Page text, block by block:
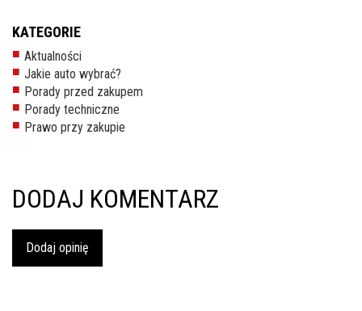
Mazowieckie
KATEGORIE
Aktualności
Jakie auto wybrać?
Porady przed zakupem
Porady techniczne
Prawo przy zakupie
DODAJ KOMENTARZ
Dodaj opinię